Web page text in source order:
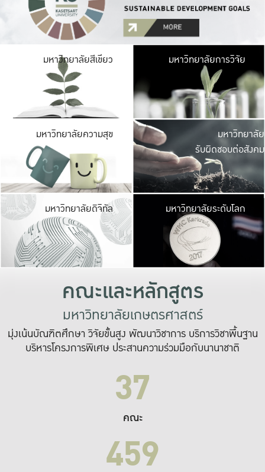
มหาวิทยาลัยสีเขียว มหาวิ
มีพื้นที่เขียวสดใส
เป็นป่าในเมือง เกษต
มหาวิทยาลัยการวิจัย
มหาวิทยาลัยความสุข มหาวิ
ค
เปิดประ
และพบเรื่องราวใ
มหาวิทยาลัย
รับผิดชอบต่อสังคม
มหาวิทยาลัยดิจิทัล มหาวิ
เปลี่ยนแปลง แล
เพื่อทำง
ระบบสารสนเทศ
มหาวิทยาลัยระดับโลก
คณะและหลักสูตร
มหาวิทยาลัยเกษตรศาสตร์
มุ่งเน้นบัณฑิตศึกษา วิจัยขั้นสูง พัฒนาวิชาการ บริการวิชาพื้นฐาน
บริหารโครงการพิเศษ ประสานความร่วมมือกับนานาชาติ
37
คณะ
459